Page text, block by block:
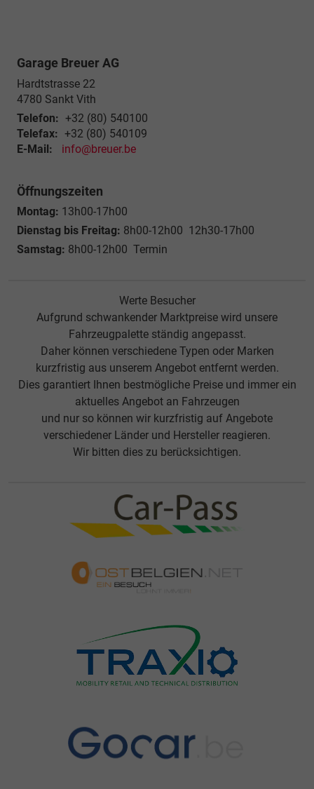
Garage Breuer AG
Hardtstrasse 22
4780 Sankt Vith
Telefon: +32 (80) 540100
Telefax: +32 (80) 540109
E-Mail:
info@breuer.be
Öffnungszeiten
Montag: 13h00-17h00
Dienstag bis Freitag: 8h00-12h00 12h30-17h00
Samstag: 8h00-12h00 Termin
Werte Besucher
Aufgrund schwankender Marktpreise wird unsere
Fahrzeugpalette ständig angepasst.
Daher können verschiedene Typen oder Marken
kurzfristig aus unserem Angebot entfernt werden.
Dies garantiert Ihnen bestmögliche Preise und immer ein
aktuelles Angebot an Fahrzeugen
und nur so können wir kurzfristig auf Angebote
verschiedener Länder und Hersteller reagieren.
Wir bitten dies zu berücksichtigen.